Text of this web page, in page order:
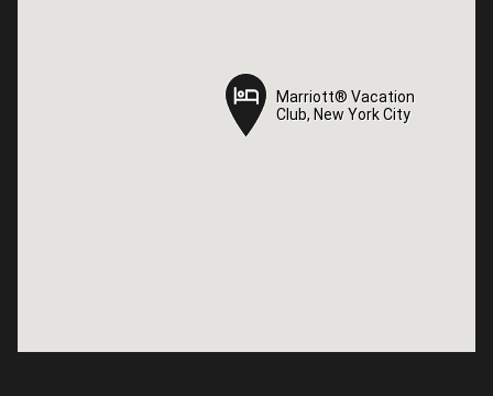
Marriott® Vacation
Club, New York City
Marriott® Vacation
Club, New York City